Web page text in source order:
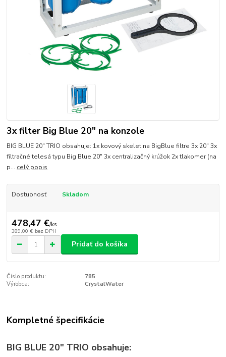
3x filter Big Blue 20" na konzole
BIG BLUE 20" TRIO obsahuje: 1x kovový skelet na BigBlue filtre 3x 20" 3x
filtračné telesá typu Big Blue 20" 3x centralizačný krúžok 2x tlakomer (na
p... celý popis
Dostupnosť Skladom
478,47 €/ks
389,00 € bez DPH
Pridať do košíka
Číslo produktu:
785
Výrobca:
CrystalWater
Kompletné špecifikácie
BIG BLUE 20" TRIO obsahuje: